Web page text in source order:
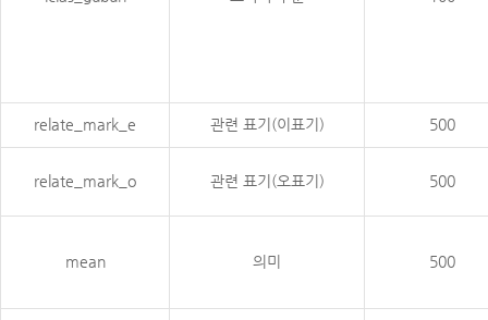
relate_mark_e 관련 표기(이표기) 500
relate_mark_o 관련 표기(오표기) 500
mean 의미 500